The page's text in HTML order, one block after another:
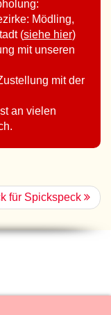
Mödling,
(siehe hier)
mit unseren
mit der
an vielen
für Spickspeck